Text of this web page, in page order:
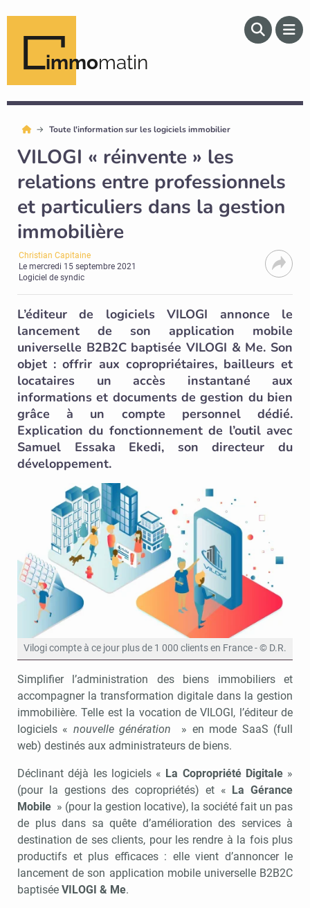
immomatin
Toute l'information sur les logiciels immobilier
VILOGI « réinvente » les
relations entre professionnels
et particuliers dans la gestion
immobilière
Christian Capitaine
Lemercredi 15 septembre 2021
Logiciel de syndic
L’éditeur de logiciels VILOGI annonce le
lancement de son application mobile
universelle B2B2C baptisée VILOGI & Me. Son
objet : offrir aux copropriétaires, bailleurs et
locataires un accès instantané aux
informations et documents de gestion du bien
grâce à un compte personnel dédié.
Explication du fonctionnement de l’outil avec
Samuel Essaka Ekedi, son directeur du
développement.
Vilogi compte à ce jour plus de 1 000 clients en France - © D.R.
Simplifier l’administration des biens immobiliers et
accompagner la transformation digitale dans la gestion
immobilière. Telle est la vocation de VILOGI, l’éditeur de
logiciels « nouvelle génération
» en mode SaaS (full
web) destinés aux administrateurs de biens.
Déclinant déjà les logiciels « La Copropriété Digitale»
(pour la gestions des copropriétés) et « La Gérance
Mobile » (pour la gestion locative), la société fait un pas
de plus dans sa quête d’amélioration des services à
destination de ses clients, pour les rendre à la fois plus
productifs et plus efficaces : elle vient d’annoncer le
lancement de son application mobile universelle B2B2C
baptisée VILOGI & Me.